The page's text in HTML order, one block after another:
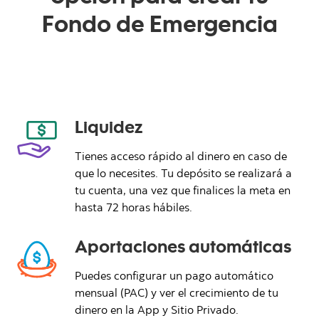
Fondo de Emergencia
Liquidez
Tienes acceso rápido al dinero en caso de
que lo necesites. Tu depósito se realizará a
tu cuenta, una vez que finalices la meta en
hasta 72 horas hábiles.
Aportaciones automáticas
Puedes configurar un pago automático
mensual (PAC) y ver el crecimiento de tu
dinero en la App y Sitio Privado.